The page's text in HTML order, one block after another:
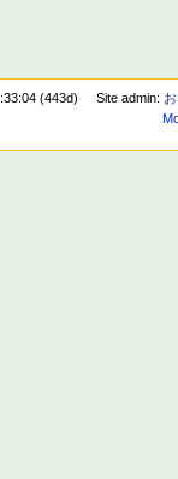
(443d) Site admin: